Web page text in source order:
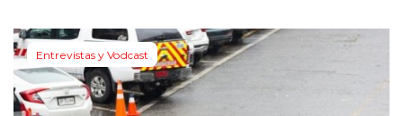
Entrevistas y Vodcast